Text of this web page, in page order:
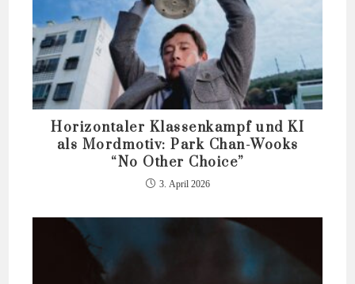
Horizontaler Klassenkampf und KI
als Mordmotiv: Park Chan-Wooks
“No Other Choice”
3. April 2026